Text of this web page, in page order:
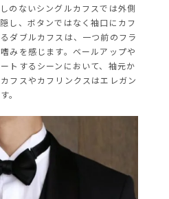
のないシングルカフスでは外側
し、ボタンではなく袖口にカフ
ダブルカフスは、一つ前のフラ
みを感じます。ベールアップや
トするシーンにおいて、袖元か
フスやカフリンクスはエレガン
。